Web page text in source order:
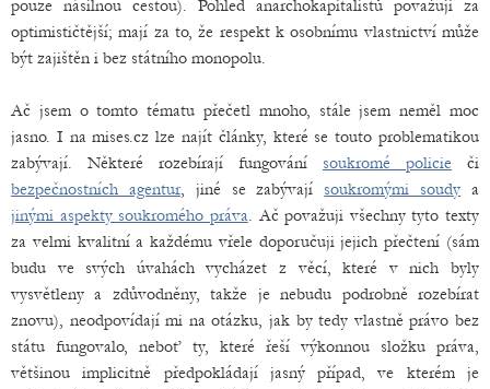
pouze násilnou cestou). Pohled anarchokapitalistů považuji za
optimističtější; mají za to, že respekt k osobnímu vlastnictví může
být zajištěn i bez státního monopolu.
Ač jsem o tomto tématu přečetl mnoho, stále jsem neměl moc
jasno. I na mises.cz lze najít články, které se touto problematikou
zabývají. Některé rozebírají fungování soukromé policie či
bezpečnostních agentur, jiné se zabývají soukromými soudy a
jinými aspekty soukromého práva. Ač považuji všechny tyto texty
za velmi kvalitní a každému vřele doporučuji jejich přečtení (sám
budu ve svých úvahách vycházet z věcí, které v nich byly
vysvětleny a zdůvodněny, takže je nebudu podrobně rozebírat
znovu), neodpovídají mi na otázku, jak by tedy vlastně právo bez
státu fungovalo, neboť ty, které řeší výkonnou složku práva,
většinou implicitně předpokládají jasný případ, ve kterém je